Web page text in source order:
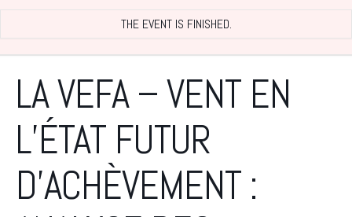
THE EVENT IS FINISHED.
LA VEFA – VENT EN
L’ÉTAT FUTUR
D’ACHÈVEMENT :